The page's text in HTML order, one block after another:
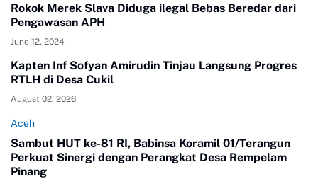
Rokok Merek Slava Diduga ilegal Bebas Beredar dari
Pengawasan APH
June 12, 2024
Kapten Inf Sofyan Amirudin Tinjau Langsung Progres
RTLH di Desa Cukil
August 02, 2026
Aceh
Sambut HUT ke-81 RI, Babinsa Koramil 01/Terangun
Perkuat Sinergi dengan Perangkat Desa Rempelam
Pinang